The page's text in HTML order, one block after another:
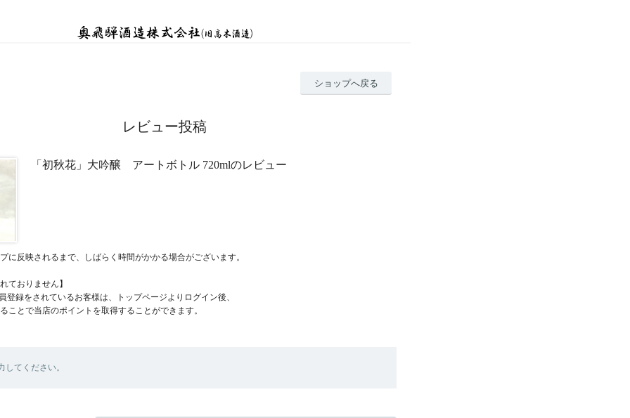
ショップへ戻る
レビュー投稿
「初秋花」大吟醸 アートボトル 720mlのレビュー
に反映されるまで、しばらく時間がかかる場合がございます。
ておりません】
登録をされているお客様は、トップページよりログイン後、
ことで当店のポイントを取得することができます。
してください。